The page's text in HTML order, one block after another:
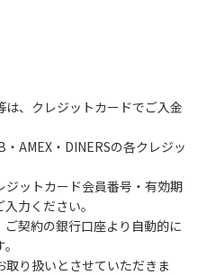
ションに出してください。
火による焚き火、キャンプフ
トサウナの設置
舟川は、上流で雨が降ると短
と大変危険な状態になりや
される事故が数件起きてい
は、クレジットカードでご入金
・AMEX・DINERSの各クレジッ
ットカード会員番号・有効期
力ください。
ご契約の銀行口座より自動的に
取り扱いとさせていただきま